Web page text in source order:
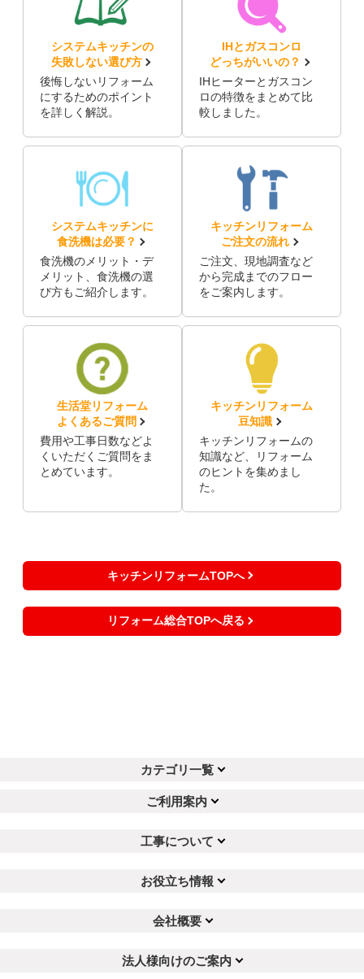
システムキッチンの
失敗しない選び方
後悔しないリフォーム
にするためのポイント
を詳しく解説。
IHとガスコンロ
どっちがいいの？
IHヒーターとガスコン
ロの特徴をまとめて比
較しました。
システムキッチンに
食洗機は必要？
食洗機のメリット・デ
メリット、食洗機の選
び方もご紹介します。
キッチンリフォーム
ご注文の流れ
ご注文、現地調査など
から完成までのフロー
をご案内します。
生活堂リフォーム
よくあるご質問
費用や工事日数などよ
くいただくご質問をま
とめています。
キッチンリフォーム
豆知識
キッチンリフォームの
知識など、リフォーム
のヒントを集めまし
た。
キッチンリフォームTOPへ
リフォーム総合TOPへ戻る
カテゴリ一覧
ご利用案内
工事について
お役立ち情報
会社概要
法人様向けのご案内